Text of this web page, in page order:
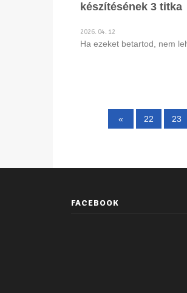
készítésének 3 titka
2026. 04. 12
Ha ezeket betartod, nem
« 22 23
FACEBOOK